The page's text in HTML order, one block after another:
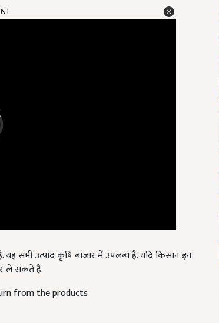
सभी उत्पाद कृषि बाजार में उपलब्ध है. यदि किसान इन
ले सकते हैं.
from the products